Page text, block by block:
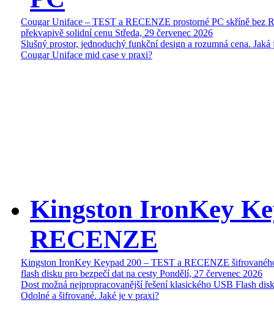
Cougar Uniface – TEST a RECENZE prostorné PC skříně bez
překvapivě solidní cenu Středa, 29 červenec 2026
Slušný prostor, jednoduchý funkční design a rozumná cena. Jaká
Cougar Uniface mid case v praxi?
Kingston IronKey
RECENZE
Kingston IronKey Keypad 200 – TEST a RECENZE
flash disku pro bezpečí dat na cesty Pondělí, 27 červenec 2026
Dost možná nejpropracovanější řešení klasického USB Flash
Odolné a šifrované. Jaké je v praxi?